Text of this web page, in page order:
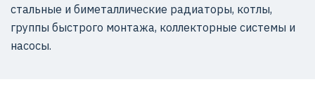
стальные и биметаллические радиаторы, котлы,
группы быстрого монтажа, коллекторные системы и
насосы.